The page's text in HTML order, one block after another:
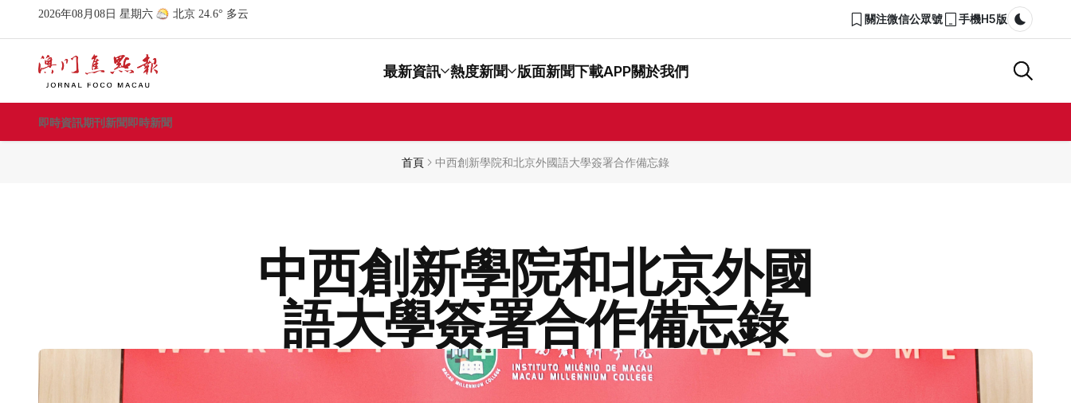
關注微信公眾號 手機H5版
Dark
最新資訊 熱度新聞 版面新聞下載APP關於我們
即時資訊期刊新聞即時新聞
首頁 中西創新學院和北京外國語大學簽署合作備忘錄
中西創新學院和北京外國
語大學簽署合作備忘錄